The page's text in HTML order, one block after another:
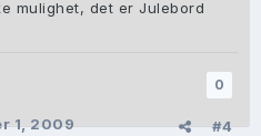
mulighet, det er Julebord
0
#4
1, 2009